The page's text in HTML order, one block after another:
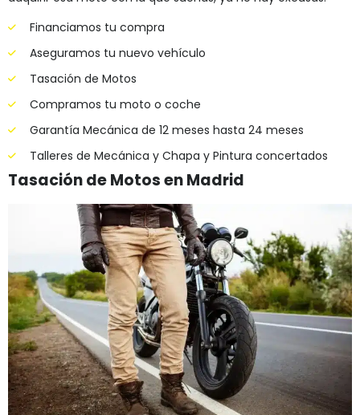
Financiamos tu compra
Aseguramos tu nuevo vehículo
Tasación de Motos
Compramos tu moto o coche
Garantía Mecánica de 12 meses hasta 24 meses
Talleres de Mecánica y Chapa y Pintura concertados
Tasación de Motos en Madrid